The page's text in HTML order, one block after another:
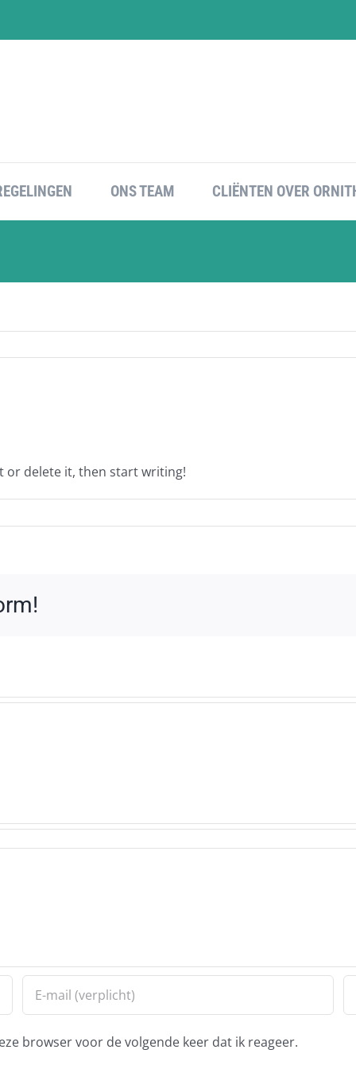
ONS TEAM CLIËNTEN OVER
or delete it, then start writing!
browser voor de volgende keer dat ik reageer.